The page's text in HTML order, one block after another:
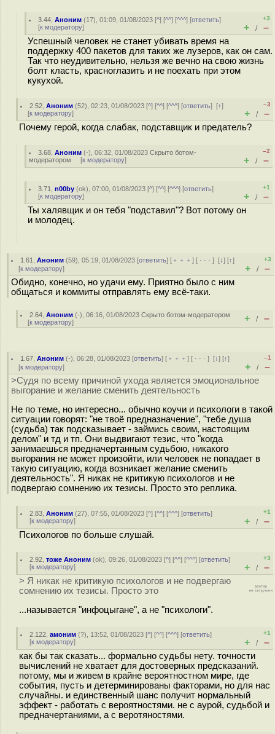
3.44 ,Аноним (17), 01:09, 01/08/2023 [^] [^^] [^^^] [ответить]
[к модератору]
+3
+ / –
Успешный человек не станет убивать время на
поддержку 400 пакетов для таких же лузеров, как он сам.
Так что неудивительно, нельзя же вечно на свою жизнь
болт класть, красноглазить и не поехать при этом
кукухой.
2.52 ,Аноним (52), 02:23, 01/08/2023 [^] [^^] [^^^] [ответить][↑]
[к модератору]
–3
+ / –
Почему герой, когда слабак, подставщик и предатель?
3.68 ,Аноним (-), 06:32, 01/08/2023Скрыто ботом-
модератором [к модератору]
–2
+ / –
3.71 ,n00by (ok), 07:00, 01/08/2023 [^] [^^] [^^^] [ответить]
[к модератору]
+1
+ / –
Ты халявщик и он тебя "подставил"? Вот потому он
и молодец.
1.61 ,Аноним (59), 05:19, 01/08/2023 [ответить] [ ﹢﹢﹢] [ · · ·][↓] [↑]
[к модератору]
+3
+ / –
Обидно, конечно, но удачи ему. Приятно было с ним
общаться и коммиты отправлять ему всё-таки.
2.64 ,Аноним (-), 06:16, 01/08/2023Скрыто ботом-модератором
[к модератору] + / –
1.67 ,Аноним (-), 06:28, 01/08/2023 [ответить] [ ﹢﹢﹢] [ · · ·][↓] [↑]
[к модератору]
–1
+ / –
>Судя по всему причиной ухода является эмоциональное
выгорание и желание сменить деятельность
Не по теме, но интересно... обычно коучи и психологи в такой
ситуации говорят: "не твоё предназначение", "тебе душа
(судьба) так подсказывает - займись своим, настоящим
делом" и тд и тп. Они выдвигают тезис, что "когда
занимаешься предначертанным судьбою, никакого
выгорания не может произойти, или человек не попадает в
такую ситуацию, когда возникает желание сменить
деятельность". Я никак не критикую психологов и не
подвергаю сомнению их тезисы. Просто это реплика.
2.83 ,Аноним (27), 07:55, 01/08/2023 [^] [^^] [^^^] [ответить]
[к модератору]
+1
+ / –
Психологов по больше слушай.
2.92 ,тоже Аноним (ok), 09:26, 01/08/2023 [^] [^^] [^^^] [ответить]
[к модератору]
+3
+ / –
> Я никак не критикую психологов и не подвергаю
сомнению их тезисы. Просто это
...называется "инфоцыгане", а не "психологи".
2.122 ,амоним (?), 13:52, 01/08/2023 [^] [^^] [^^^] [ответить]
[к модератору]
+1
+ / –
как бы так сказать... формально судьбы нету. точности
вычислений не хватает для достоверных предсказаний.
потому, мы и живем в крайне вероятностном мире, где
события, пусть и детерминированы факторами, но для нас
случайны. и единственный шанс получит нормальный
эффект - работать с вероятностями. не с аурой, судьбой и
предначертаниями, а с веротяностями.